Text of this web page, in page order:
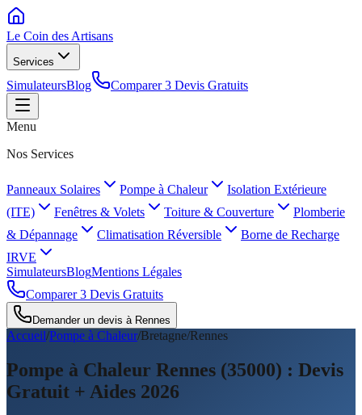
Le Coin des Artisans
Services
SimulateursBlog Comparer 3 Devis Gratuits
Menu
Nos Services
Panneaux Solaires Pompe à Chaleur
Isolation Extérieure
(ITE)
Fenêtres & Volets Toiture & Couverture
Plomberie
& Dépannage
Climatisation Réversible
Borne de Recharge
IRVE
SimulateursBlogMentions Légales
Comparer 3 Devis Gratuits
Demander un devis à Rennes
Accueil/Pompe à Chaleur/Bretagne/Rennes
Pompe à Chaleur Rennes (35000) : Devis
Gratuit + Aides 2026